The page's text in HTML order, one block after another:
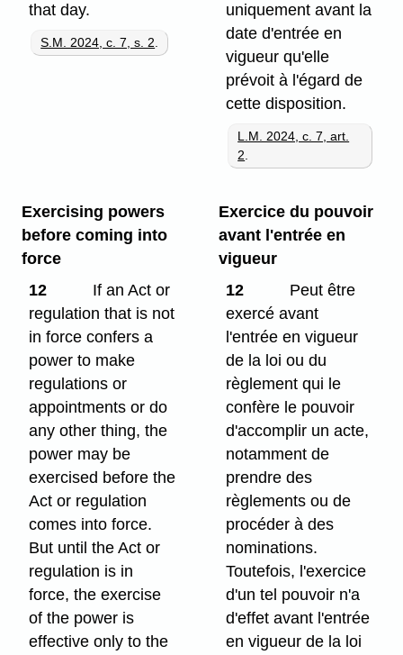
that day.
S.M. 2024, c. 7, s. 2
uniquement avant la
date d'entrée en
vigueur qu'elle
prévoit à l'égard de
cette disposition.
L.M. 2024, c. 7, art.
2
Exercising powers
before coming into
force
12
If an Act or
regulation that is not
in force confers a
power to make
regulations or
appointments or do
any other thing, the
power may be
exercised before the
Act or regulation
comes into force.
But until the Act or
regulation is in
force, the exercise
of the power is
effective only to the
Exercice du pouvoir
avant l'entrée en
vigueur
12
Peut être
exercé avant
l'entrée en vigueur
de la loi ou du
règlement qui le
confère le pouvoir
d'accomplir un acte,
notamment de
prendre des
règlements ou de
procéder à des
nominations.
Toutefois, l'exercice
d'un tel pouvoir n'a
d'effet avant l'entrée
en vigueur de la loi